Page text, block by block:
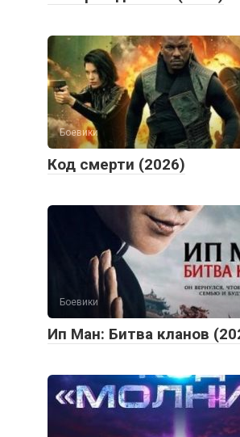
Боевики
Код смерти (2026)
Боевики
Ип Ман: Битва кланов